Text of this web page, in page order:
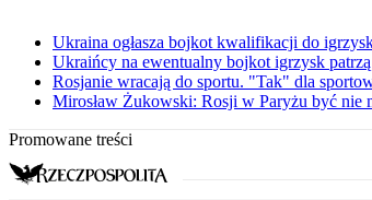
Ukraina ogłasza bojkot kwalifikacji do
Ukraińcy na ewentualny bojkot igrzysk
Rosjanie wracają do sportu. "Tak" dla
Mirosław Żukowski: Rosji w Paryżu być nie
Promowane treści